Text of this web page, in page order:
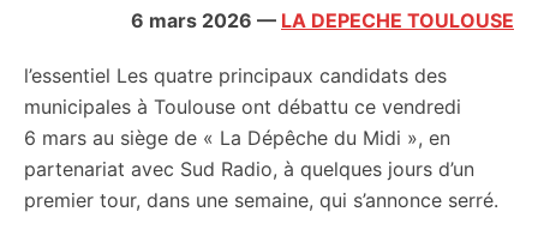
6 mars 2026 — LA DEPECHE TOULOUSE
l’essentiel Les quatre principaux candidats des
municipales à Toulouse ont débattu ce vendredi
6 mars au siège de « La Dépêche du Midi », en
partenariat avec Sud Radio, à quelques jours d’un
premier tour, dans une semaine, qui s’annonce serré.